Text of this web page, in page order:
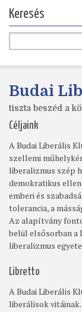
Keresés
Budai
tiszta beszéd a
Céljaink
A Budai Liberális
szellemi
liberalizmus szép
demokratikus
emberi és
tolerancia, a
Az alapítvány
belül elsősorban a
liberalizmus
Libretto
A Budai Liberális
liberálisok